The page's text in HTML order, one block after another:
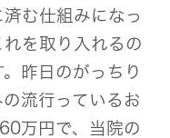
む仕組みになっ
を取り入れるの
昨日のがっちり
流行っているお
万円で、当院の